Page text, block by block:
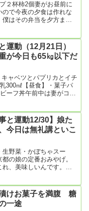
２杯柿2個妻がお昼前に
で今夜の夕食は作れな
はその弁当を夕方まで
とカロリーが低くて良
今日の夕食はお昼に食べ
日の運動】散歩923...
運動（12月21日）
が今日も65㎏以下だ
ャベツとパプリカとイチ
300㎖【昼食】・菓子パ
ーフ丼午前中は妻がコロ
て自分で作ったので今
！旨い！結局、生姜ご
ウンド！（画像出典：...
と運動12/30】娘た
今日は無礼講といこ
生野菜・かぼちゃスー
の娘の定番おみやげ。
、美味しいんです。僕
けお菓子を満腹 糖
一途